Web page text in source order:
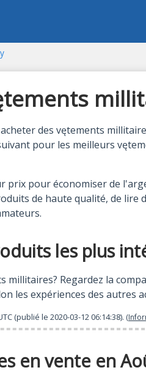
des vętements
pour les meilleurs
prix pour économiser de
de haute qualité, de lire
les plus
millitaires? Regardez la
les expériences des autres
(publié le 2020-03-12 06:14:38).
en vente en